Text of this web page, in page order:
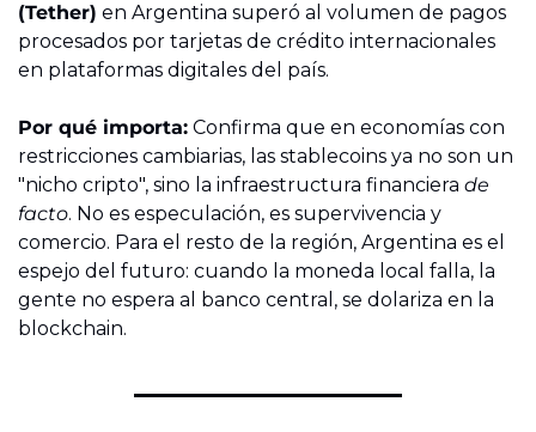
(Tether) en Argentina superó al volumen de pagos
procesados por tarjetas de crédito internacionales
en plataformas digitales del país.
Por qué importa: Confirma que en economías con
restricciones cambiarias, las stablecoins ya no son un
"nicho cripto", sino la infraestructura financiera de
facto. No es especulación, es supervivencia y
comercio. Para el resto de la región, Argentina es el
espejo del futuro: cuando la moneda local falla, la
gente no espera al banco central, se dolariza en la
blockchain.